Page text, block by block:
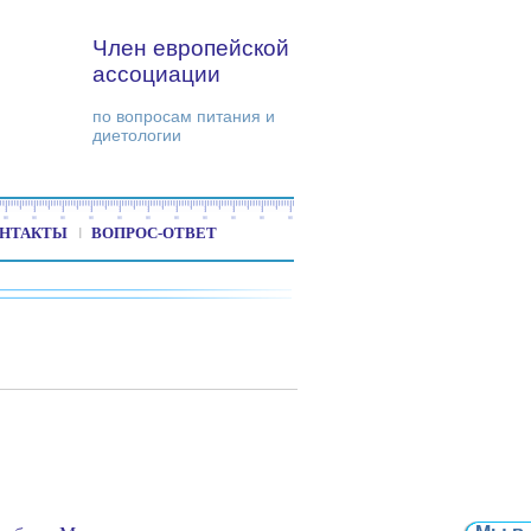
Член европейской
ассоциации
по вопросам питания и
диетологии
ВОПРОС-ОТВЕТ